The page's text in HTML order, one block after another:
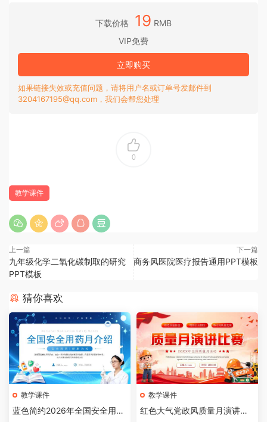
下载价格 19 RMB
VIP免费
立即购买
如果链接失效或充值问题，请将用户名或订单号发邮件到
3204167195@qq.com，我们会帮您处理
0
教学课件
上一篇
九年级化学二氧化碳制取的研究
PPT模板
下一篇
商务风医院医疗报告通用PPT模板
猜你喜欢
教学课件
蓝色简约2026年全国安全用药
教学课件
红色大气党政风质量月演讲比